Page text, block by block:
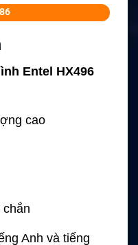
Entel HX496
cao
chắn
Anh và tiếng